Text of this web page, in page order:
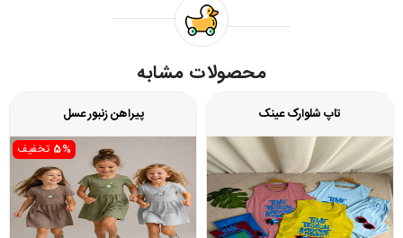
محصولات مشابه
تاپ شلوارک عینک پیراهن زنبور عسل
5% تخفیف